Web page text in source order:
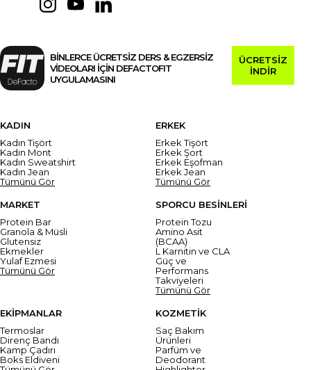
BİNLERCE ÜCRETSİZ DERS & EGZERSİZ
VİDEOLARI İÇİN DEFACTOFIT
UYGULAMASINI
ÜCRETSİZ
İNDİR
KADIN
Kadın Tişört
Kadın Mont
Kadın Sweatshirt
Kadın Jean
Tümünü Gör
ERKEK
Erkek Tişört
Erkek Şort
Erkek Eşofman
Erkek Jean
Tümünü Gör
MARKET
Protein Bar
Granola & Müsli
Glutensiz
Ekmekler
Yulaf Ezmesi
Tümünü Gör
SPORCU BESİNLERİ
Protein Tozu
Amino Asit
(BCAA)
L Karnitin ve CLA
Güç ve
Performans
Takviyeleri
Tümünü Gör
EKİPMANLAR
Termoslar
Direnç Bandı
Kamp Çadırı
Boks Eldiveni
KOZMETİK
Saç Bakım
Ürünleri
Parfüm ve
Deodorant